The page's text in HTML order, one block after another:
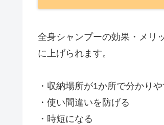
全身シャンプーの効果・メリ
に上げられます。
・収納場所が1か所で分かり
・使い間違いを防げる
・時短になる